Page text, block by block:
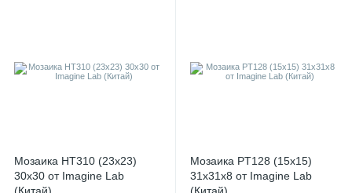
Мозаика HT310 (23x23)
30x30 от Imagine Lab
Мозаика PT128 (15x15)
31x31x8 от Imagine Lab